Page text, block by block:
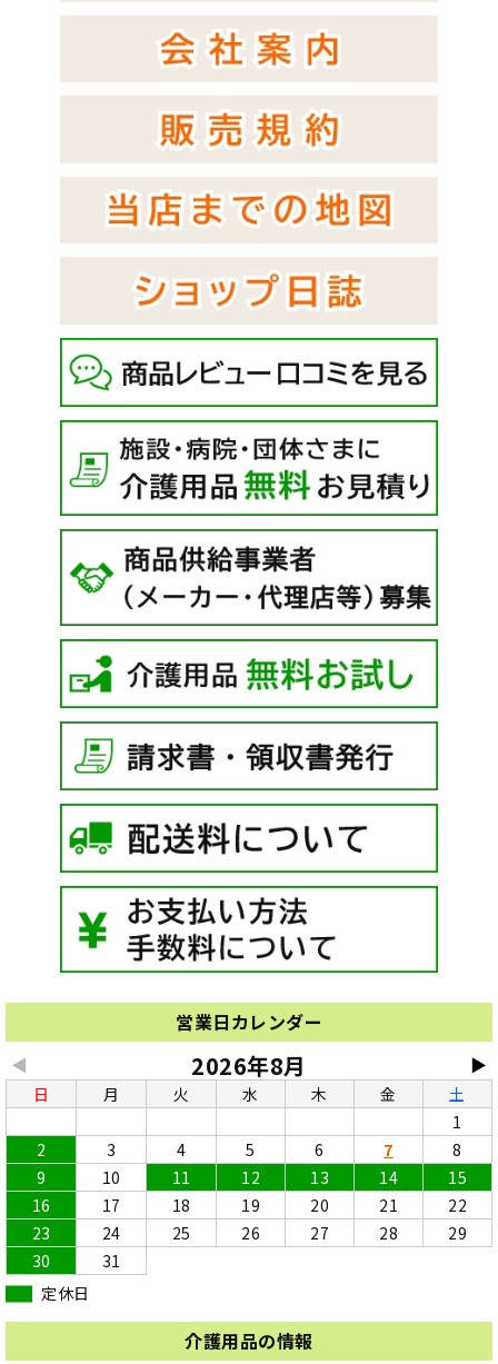
営業日カレンダー
◀ ▶
2026年8月
日 月 火 水 木 金
土
1
2
3 4 5 6 7
8
9
10 11 12 13 14
15
16
17 18 19 20 21
22
23
24 25 26 27 28
29
30
31
定休日
介護用品の情報